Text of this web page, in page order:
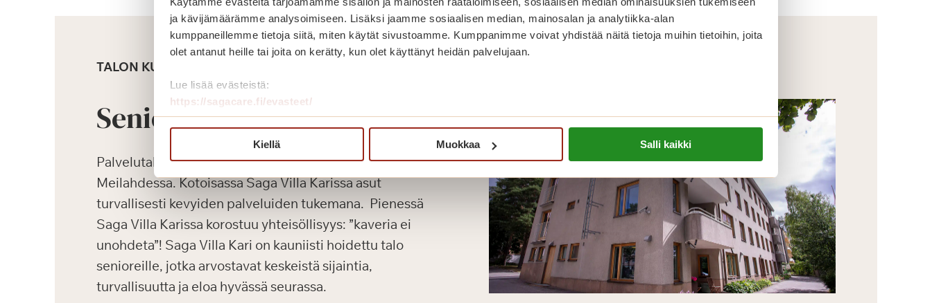
ja kävijämäärämme analysoimiseen. Lisäksi jaamme sosiaalisen median, mainosalan ja analytiikka-alan
kumppaneillemme tietoja siitä, miten käytät sivustoamme. Kumppanimme voivat yhdistää näitä tietoja muihin tietoihin, joita
olet antanut heille tai joita on kerätty, kun olet käyttänyt heidän palvelujaan.
Lue lisää evästeistä:
https://sagacare.fi/evasteet/
Kiellä Muokkaa Salli kaikki
TALON KUVAUS
Senioriasunnot
Palvelutalo Saga Villa Kari sijaitsee viihtyisässä Helsingin
Meilahdessa. Kotoisassa Saga Villa Karissa asut
turvallisesti kevyiden palveluiden tukemana. Pienessä
Saga Villa Karissa korostuu yhteisöllisyys: ”kaveria ei
unohdeta”! Saga Villa Kari on kauniisti hoidettu talo
senioreille, jotka arvostavat keskeistä sijaintia,
turvallisuutta ja eloa hyvässä seurassa.